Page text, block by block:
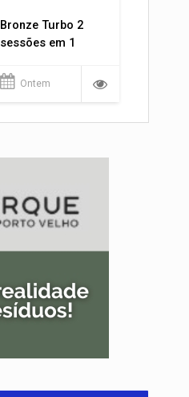
Bronze Turbo 2
sessões em 1
Ontem